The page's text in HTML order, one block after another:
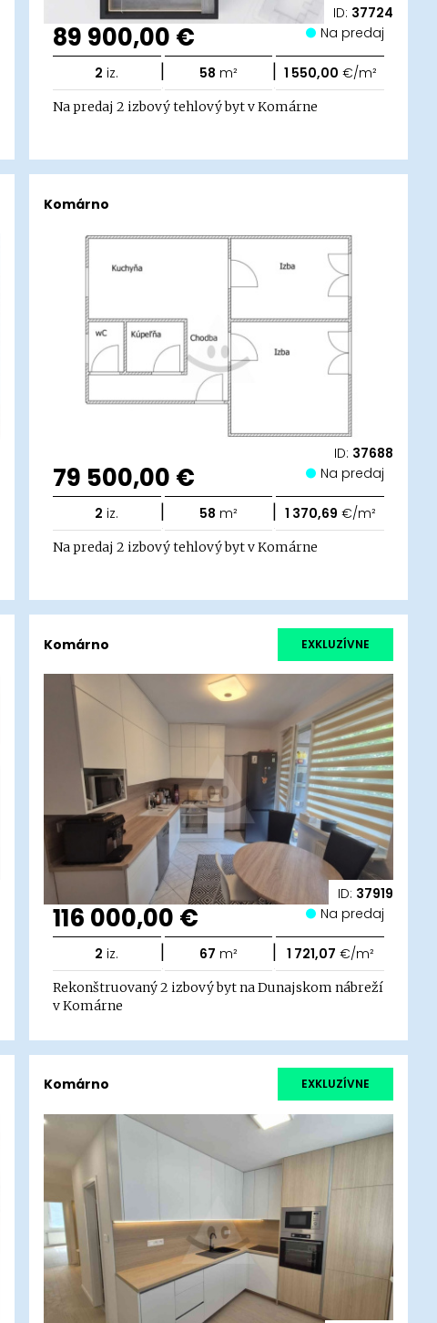
ID: 37724
89 900,00 € Na predaj
2 iz. | 58 m² | 1 550,00 €/m²
Na predaj 2 izbový tehlový byt v Komárne
ID: 37688
Komárno
79 500,00 € Na predaj
2 iz. | 58 m² | 1 370,69 €/m²
Na predaj 2 izbový tehlový byt v Komárne
ID: 37919
Komárno EXKLUZÍVNE
116 000,00 € Na predaj
2 iz. | 67 m² | 1 721,07 €/m²
Rekonštruovaný 2 izbový byt na Dunajskom nábreží
v Komárne
Komárno EXKLUZÍVNE